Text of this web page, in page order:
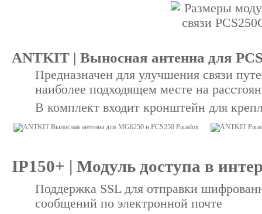
ANTKIT | Выносная антенна для
Предназначен для улучшения связи
наиболее подходящем месте на
В комплект входит кронштейн для
IP150+ | Модуль доступа в
Поддержка SSL для отправки
сообщений по электронной почте